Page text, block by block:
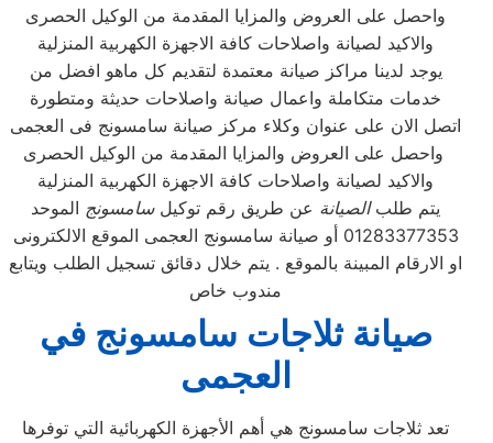
واحصل على العروض والمزايا المقدمة من الوكيل الحصرى
والاكيد لصيانة واصلاحات كافة الاجهزة الكهربية المنزلية
يوجد لدينا مراكز صيانة معتمدة لتقديم كل ماهو افضل من
خدمات متكاملة واعمال صيانة واصلاحات حديثة ومتطورة
اتصل الان على عنوان وكلاء مركز صيانة سامسونج فى العجمى
واحصل على العروض والمزايا المقدمة من الوكيل الحصرى
والاكيد لصيانة واصلاحات كافة الاجهزة الكهربية المنزلية
يتم طلبالصيانة عن طريق رقم توكيلسامسونج الموحد
01283377353 أو صيانة سامسونج العجمى الموقع الالكترونى
او الارقام المبينة بالموقع . يتم خلال دقائق تسجيل الطلب ويتابع
مندوب خاص
صيانة ثلاجات سامسونج في
العجمى
تعد ثلاجات سامسونج هي أهم الأجهزة الكهربائية التي توفرها